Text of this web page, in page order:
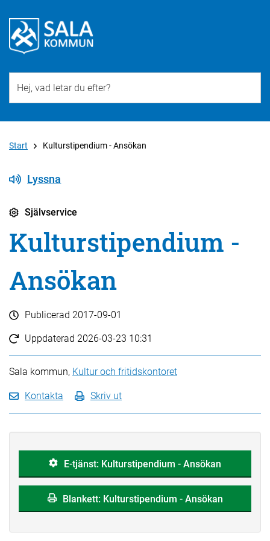
Start Kulturstipendium - Ansökan
Lyssna
Självservice
Kulturstipendium -
Ansökan
Publicerad 2017-09-01
Uppdaterad 2026-03-23 10:31
Sala kommun, Kultur och fritidskontoret
Kontakta Skriv ut
E-tjänst: Kulturstipendium - Ansökan
Blankett: Kulturstipendium - Ansökan